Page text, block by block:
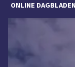
ONLINE DAGBLADEN